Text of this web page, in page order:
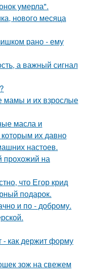
умерла".
нового месяца
рано - ему
а важный сигнал
мамы и их взрослые
масла и
их давно
настоев.
прохожий на
что Егор крид
подарок.
и по - доброму.
- как держит форму
зож на свежем